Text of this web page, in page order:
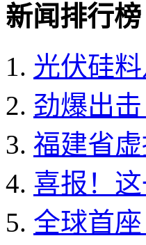
新闻排行榜
光伏硅
劲爆出
福建省
喜报！
全球首